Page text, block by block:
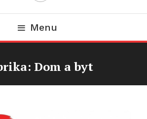
Menu
Dom a byt